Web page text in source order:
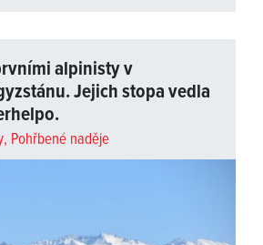
alpinisty v
Jejich stopa vedla
, Pohřbené naděje